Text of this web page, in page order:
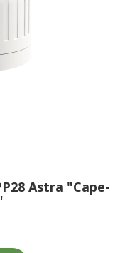
Astra "Cape-